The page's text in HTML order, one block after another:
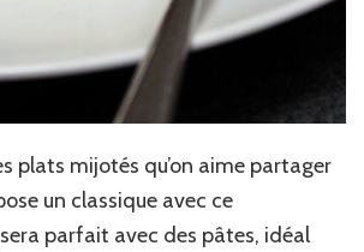
plats mijotés qu’on aime partager
un classique avec ce
parfait avec des pâtes, idéal